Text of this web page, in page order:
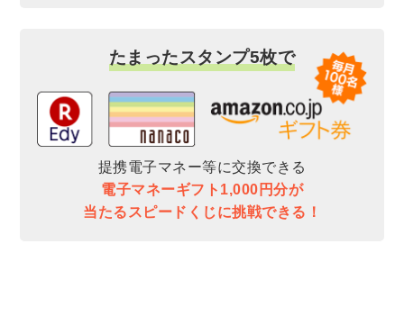
たまったスタンプ5枚で
提携電子マネー等に交換できる
電子マネーギフト1,000円分が
当たるスピードくじに挑戦できる！